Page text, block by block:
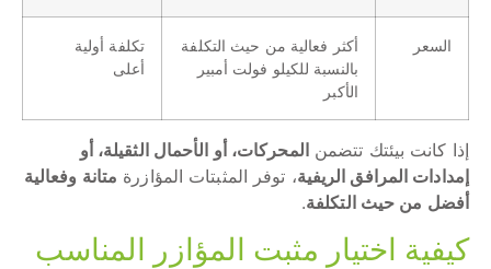
السعر
أكثر فعالية من حيث التكلفة
بالنسبة للكيلو فولت أمبير
الأكبر
تكلفة أولية
أعلى
إذا كانت بيئتك تتضمنالمحركات، أو الأحمال الثقيلة، أو
إمدادات المرافق الريفية، توفر المثبتات المؤازرة متانة وفعالية
أفضل من حيث التكلفة.
كيفية اختيار مثبت المؤازر المناسب